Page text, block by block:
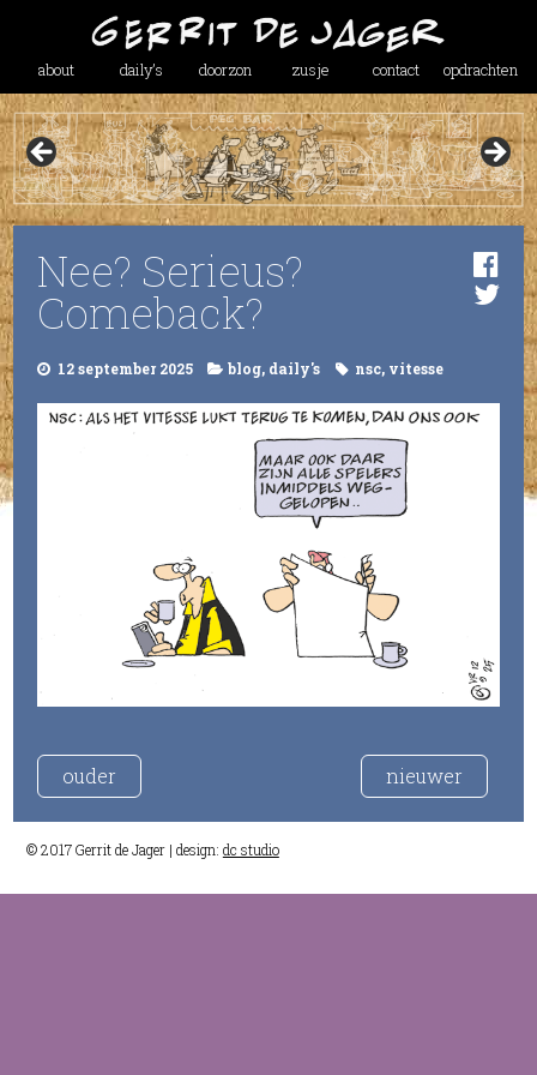
about daily’s doorzon zusje contact opdrachten
Nee? Serieus?
Comeback?
12 september 2025 blog, daily's nsc, vitesse
ouder nieuwer
© 2017 Gerrit de Jager | design: dc studio